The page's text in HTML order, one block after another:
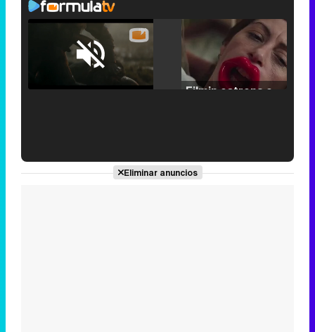
Unmute /
Loaded
25.30%
'120 Minutos' celebra sus 2.000 programas en Telemadrid con un vídeo del día a día en la redacción
Eliminar anuncios